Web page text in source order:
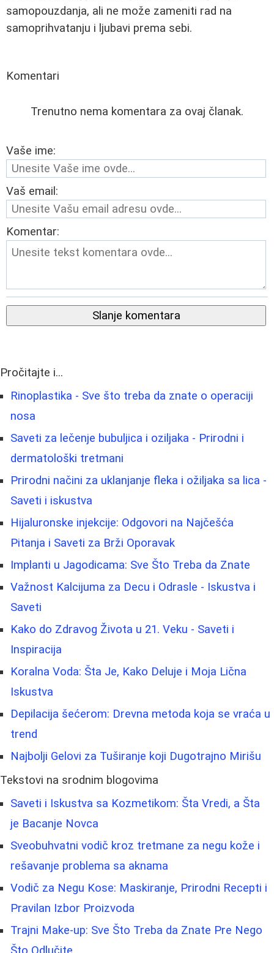
samopouzdanja, ali ne može zameniti rad na
samoprihvatanju i ljubavi prema sebi.
Komentari
Trenutno nema komentara za ovaj članak.
Vaše ime:
Vaš email:
Komentar:
Slanje komentara
Pročitajte i...
Rinoplastika - Sve što treba da znate o operaciji
nosa
Saveti za lečenje bubuljica i oziljaka - Prirodni i
dermatološki tretmani
Prirodni načini za uklanjanje fleka i ožiljaka sa lica -
Saveti i iskustva
Hijaluronske injekcije: Odgovori na Najčešća
Pitanja i Saveti za Brži Oporavak
Implanti u Jagodicama: Sve Što Treba da Znate
Važnost Kalcijuma za Decu i Odrasle - Iskustva i
Saveti
Kako do Zdravog Života u 21. Veku - Saveti i
Inspiracija
Koralna Voda: Šta Je, Kako Deluje i Moja Lična
Iskustva
Depilacija šećerom: Drevna metoda koja se vraća u
trend
Najbolji Gelovi za Tuširanje koji Dugotrajno Mirišu
Tekstovi na srodnim blogovima
Saveti i Iskustva sa Kozmetikom: Šta Vredi, a Šta
je Bacanje Novca
Sveobuhvatni vodič kroz tretmane za negu kože i
rešavanje problema sa aknama
Vodič za Negu Kose: Maskiranje, Prirodni Recepti i
Pravilan Izbor Proizvoda
Trajni Make-up: Sve Što Treba da Znate Pre Nego